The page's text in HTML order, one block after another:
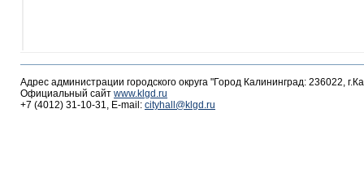
Адрес администрации городского округа "Город Калининград: 236022,
Официальный сайт www.klgd.ru
+7 (4012) 31-10-31, E-mail: cityhall@klgd.ru